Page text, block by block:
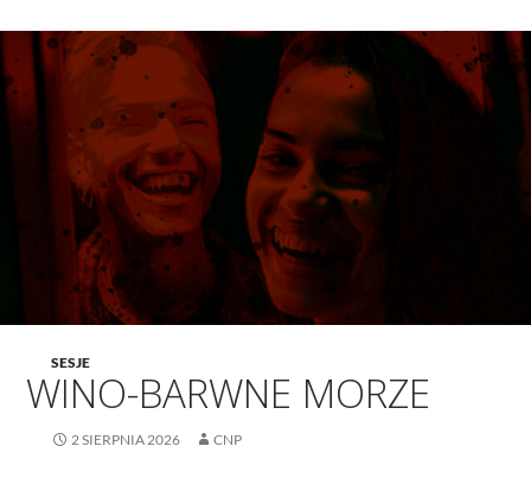
SESJE
WINO-BARWNE MORZE
2 SIERPNIA 2026 CNP